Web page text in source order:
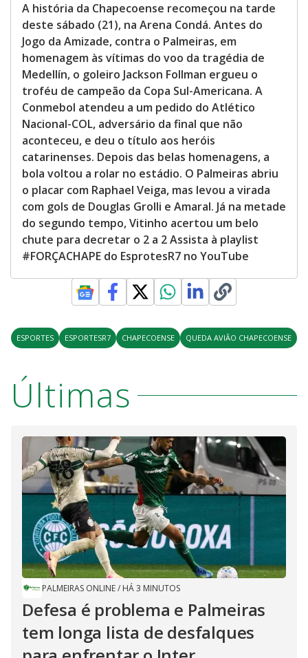
A história da Chapecoense recomeçou na tarde
deste sábado (21), na Arena Condá. Antes do
Jogo da Amizade, contra o Palmeiras, em
homenagem às vítimas do voo da tragédia de
Medellín, o goleiro Jackson Follman ergueu o
troféu de campeão da Copa Sul-Americana. A
Conmebol atendeu a um pedido do Atlético
Nacional-COL, adversário da final que não
aconteceu, e deu o título aos heróis
catarinenses. Depois das belas homenagens, a
bola voltou a rolar no estádio. O Palmeiras abriu
o placar com Raphael Veiga, mas levou a virada
com gols de Douglas Grolli e Amaral. Já na metade
do segundo tempo, Vitinho acertou um belo
chute para decretar o 2 a 2 Assista à playlist
#FORÇACHAPE do EsprotesR7 no YouTube
ESPORTES ESPORTESR7 CHAPECOENSE QUEDA AVIÃO CHAPECOENSE
Últimas
PALMEIRAS ONLINE/ HÁ 3 MINUTOS
Defesa é problema e Palmeiras
tem longa lista de desfalques